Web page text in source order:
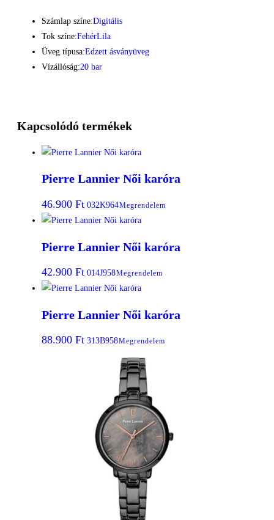
Számlap színe:Digitális
Tok színe:FehérLila
Üveg típusa:Edzett ásványüveg
Vízállóság:20 bar
Kapcsolódó termékek
Pierre Lannier Női karóra
46.900 Ft 032K964Megrendelem
Pierre Lannier Női karóra
42.900 Ft 014J958Megrendelem
Pierre Lannier Női karóra
88.900 Ft 313B958Megrendelem